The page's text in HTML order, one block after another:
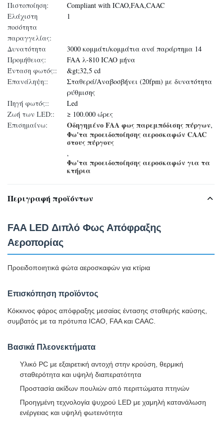
Πιστοποίηση:
Compliant with ICAO,FAA,CAAC
Ελάχιστη
ποσότητα
παραγγελίας:
1
Δυνατότητα
Προμήθειας:
3000 κομμάτι/κομμάτια ανά παράρτημα 14
FAA λ-810 ICAO μήνα
Ένταση φωτός::
&gt;32,5 cd
Επανάληψη::
Σταθερά/Αναβοσβήνει (20fpm) με δυνατότητα
ρύθμισης
Πηγή φωτός::
Led
Ζωή των LED::
≥ 100.000 ώρες
Επισημαίνω:
Οδηγημένο FAA φως παρεμπόδισης πύργων,
Φω'τα προειδοποίησης αεροσκαφών CAAC
στους πύργους
,
Φω'τα προειδοποίησης αεροσκαφών για τα
κτήρια
Περιγραφή προϊόντων
FAA LED Διπλό Φως Απόφραξης
Αεροπορίας
Προειδοποιητικά φώτα αεροσκαφών για κτίρια
Επισκόπηση προϊόντος
Κόκκινος φάρος απόφραξης μεσαίας έντασης σταθερής καύσης,
συμβατός με τα πρότυπα ICAO, FAA και CAAC.
Βασικά Πλεονεκτήματα
Υλικό PC με εξαιρετική αντοχή στην κρούση, θερμική
σταθερότητα και υψηλή διαπερατότητα
Προστασία ακίδων πουλιών από περιττώματα πτηνών
Προηγμένη τεχνολογία ψυχρού LED με χαμηλή κατανάλωση
ενέργειας και υψηλή φωτεινότητα